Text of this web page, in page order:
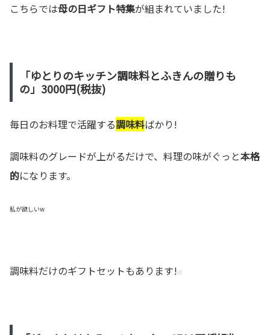
こちらでは母の日ギフト特集が組まれていました!
「ゆとりのキッチン調味料とふきんの贈りも
の」3000円(税抜)
毎日のお料理で活躍する調味料ばかり!
調味料のグレードが上がるだけで、料理の味がぐっと本格
的になります。
私が欲しいw
調味料だけのギフトセットもあります!